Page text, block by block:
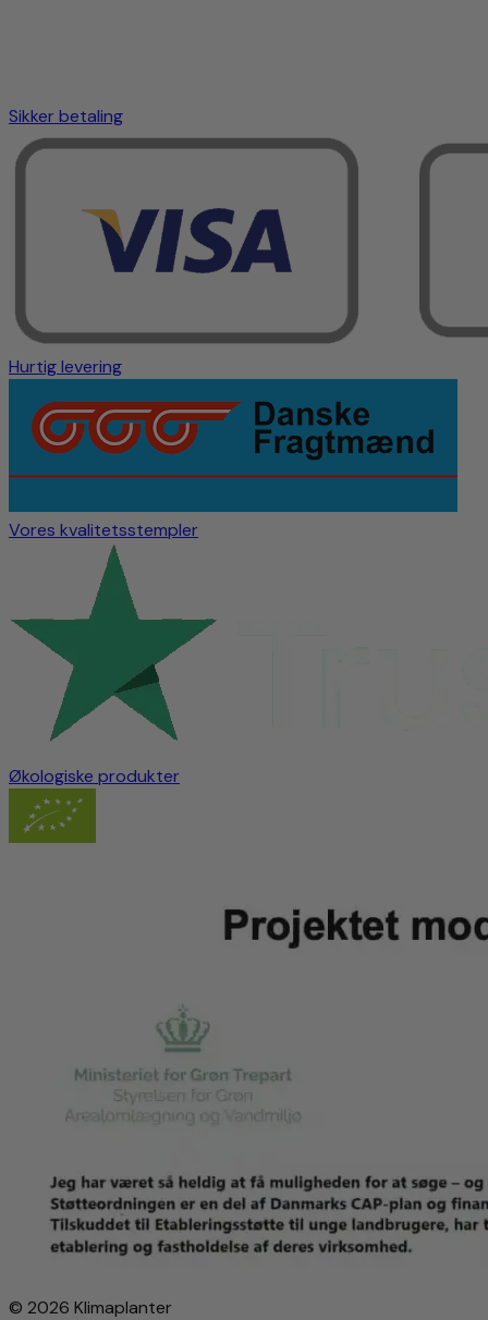
Sikker betaling
Hurtig levering
Vores kvalitetsstempler
Økologiske produkter
© 2026 Klimaplanter